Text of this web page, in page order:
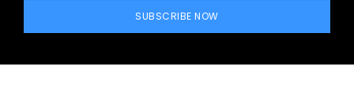
SUBSCRIBE NOW